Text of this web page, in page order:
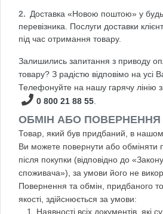
Доставка «Новою поштою» у
перевізника. Послуги доставки
під час отримання товару.
Залишились запитання з приводу
товару? З радістю відповімо на усі
Телефонуйте на нашу гарячу лінію
0 800 21 88 55
ОБМІН АБО ПОВЕРНЕННЯ
Товар, який був придбаний, в
Ви можете повернути або обміняти
після покупки (відповідно до
споживача»), за умови його не
Повернення та обмін, придбаного
якості, здійснюється за умови:
Наявності всіх документів, які